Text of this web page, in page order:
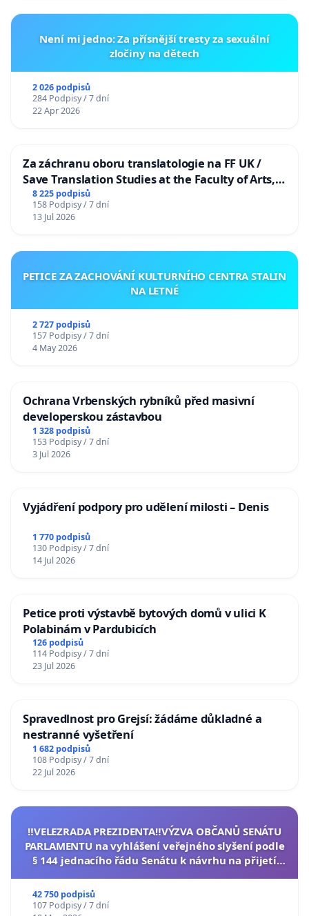
Není mi jedno: Za přísnější tresty za sexuální
zločiny na dětech
2 026 podpisů
284 Podpisy / 7 dní
22 Apr 2026
Za záchranu oboru translatologie na FF UK /
Save Translation Studies at the Faculty of Arts,
Charles University
8 225 podpisů
158 Podpisy / 7 dní
13 Jul 2026
PETICE ZA ZACHOVÁNÍ KULTURNÍHO CENTRA STALIN
NA LETNÉ
2 727 podpisů
157 Podpisy / 7 dní
4 May 2026
Ochrana Vrbenských rybníků před masivní
developerskou zástavbou
1 328 podpisů
153 Podpisy / 7 dní
3 Jul 2026
Vyjádření podpory pro udělení milosti – Denis
1 770 podpisů
130 Podpisy / 7 dní
14 Jul 2026
Petice proti výstavbě bytových domů v ulici K
Polabinám v Pardubicích
126 podpisů
114 Podpisy / 7 dní
23 Jul 2026
Spravedlnost pro Grejsí: žádáme důkladné a
nestranné vyšetření
1 682 podpisů
108 Podpisy / 7 dní
22 Jul 2026
‼️VELEZRADA PREZIDENTA‼️VÝZVA OBČANŮ SENÁTU
PARLAMENTU na vyhlášení veřejného slyšení podle
§ 144 jednacího řádu Senátu k návrhu na přijetí
42 750 podpisů
107 Podpisy / 7 dní